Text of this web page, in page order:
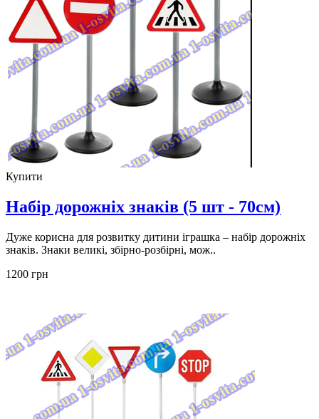
Купити
Набір дорожніх знаків (5 шт - 70см)
Дуже корисна для розвитку дитини іграшка – набір дорожніх
знаків. Знаки великі, збірно-розбірні, мож..
1200 грн